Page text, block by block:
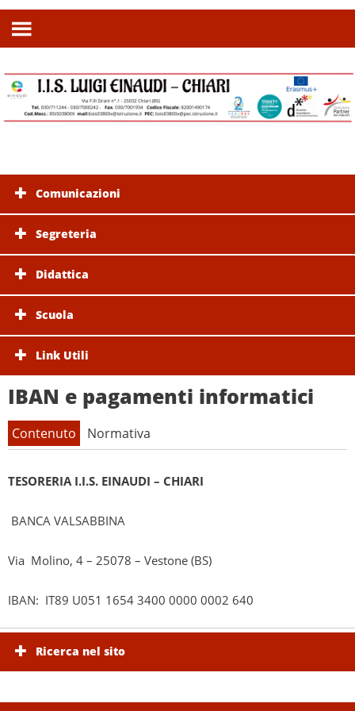
Comunicazioni
Segreteria
Didattica
Scuola
Link Utili
IBAN e pagamenti informatici
Contenuto Normativa
TESORERIA I.I.S. EINAUDI – CHIARI
BANCA VALSABBINA
Via Molino, 4 – 25078 – Vestone (BS)
IBAN: IT89 U051 1654 3400 0000 0002 640
Dlgs 14 marzo 2013, n. 33
articolo 36
l'effettuazione di pagamenti informatici
Ricerca nel sito